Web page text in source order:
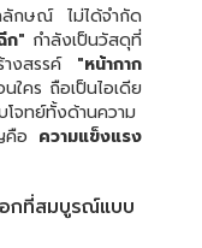
กลักษณ์ ไม่ได้จำกัด
ก" กำลังเป็นวัสดุที่
างสรรค์ "หน้ากาก
ใคร ถือเป็นไอเดีย
จทย์ทั้งด้านความ
คือ ความแข็งแรง
อกที่สมบูรณ์แบบ